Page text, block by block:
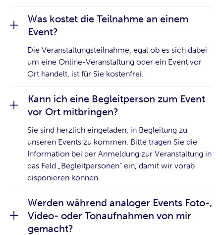
Was kostet die Teilnahme an einem
Event?
Die Veranstaltungsteilnahme, egal ob es sich dabei
um eine Online-Veranstaltung oder ein Event vor
Ort handelt, ist für Sie kostenfrei.
Kann ich eine Begleitperson zum Event
vor Ort mitbringen?
Sie sind herzlich eingeladen, in Begleitung zu
unseren Events zu kommen. Bitte tragen Sie die
Information bei der Anmeldung zur Veranstaltung in
das Feld „Begleitpersonen“ ein, damit wir vorab
disponieren können.
Werden während analoger Events Foto-,
Video- oder Tonaufnahmen von mir
gemacht?